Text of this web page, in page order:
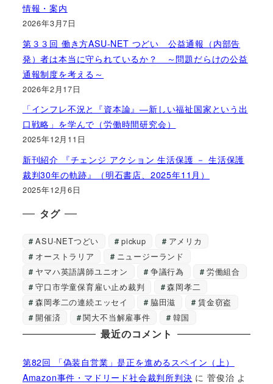
情報・案内
2026年3月7日
第３３回 働き方ASU-NET つどい 公益通報（内部告
発）者は本当に守られているか？ ～問題だらけの公益
通報制度を考える～
2026年2月17日
「インフレ不況と『資本論』―新しい福祉国家という出
口戦略」を学んで（労働時間研究会）
2025年12月11日
新刊紹介 『チェンジ アクション 生活保護 － 生活保護
裁判30年の軌跡』（明石書店、2025年11月）
2025年12月6日
タグ
ASU-NETつどい pickup
アメリカ
オーストラリア
ニュージーランド
ヤマハ英語講師ユニオン
争議行為
労働組合
守口市学童保育雇い止め裁判
森岡孝二
森岡孝二の連続エッセイ
脇田滋
賃金窃盗
開催済
関大不当解雇事件 韓国
最近のコメント
第82回 「偽装自営業」是正を進めるスペイン（上）
Amazon事件・マドリード社会裁判所判決 に菅俊治 よ